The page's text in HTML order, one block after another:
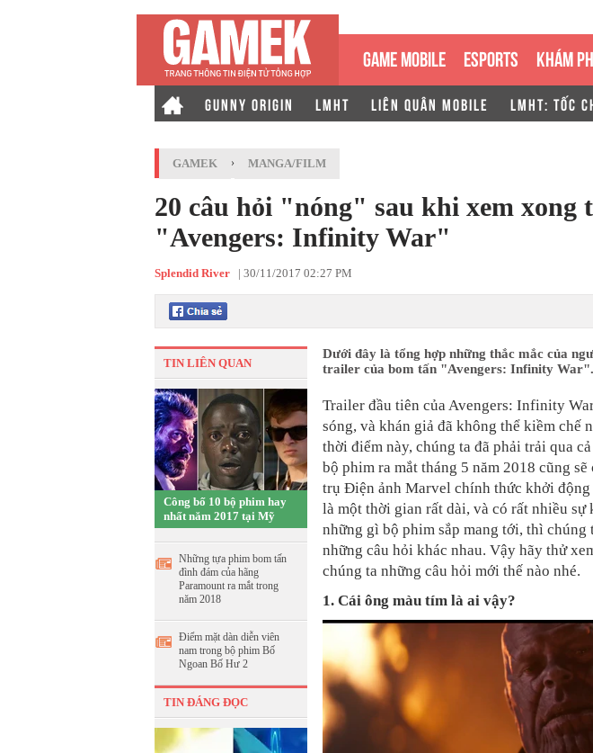
GAME MOBILE ESPORTS KHÁM
GUNNY ORIGIN LMHT LIÊN QUÂN MOBILE LMHT: TỐC
GAMEK › MANGA/FILM
20 câu hỏi "nóng" sau khi xem xong
"Avengers: Infinity War"
Splendid River | 30/11/2017 02:27 PM
TIN LIÊN QUAN
Công bố 10 bộ phim hay
nhất năm 2017 tại Mỹ
Những tựa phim bom tấn
đình đám của hãng
Paramount ra mắt trong
năm 2018
Điểm mặt dàn diễn viên
nam trong bộ phim Bố
Ngoan Bố Hư 2
TIN ĐÁNG ĐỌC
Dưới đây là tổng hợp những thắc mắc của
trailer của bom tấn "Avengers: Infinity War".
Trailer đầu tiên của Avengers: Infinity
sóng, và khán giả đã không thể kiềm chế
thời điểm này, chúng ta đã phải trải qua
bộ phim ra mắt tháng 5 năm 2018 cũng
trụ Điện ảnh Marvel chính thức khởi
là một thời gian rất dài, và có rất nhiều sự
những gì bộ phim sắp mang tới, thì chúng
những câu hỏi khác nhau. Vậy hãy thử
chúng ta những câu hỏi mới thế nào nhé.
1. Cái ông màu tím là ai vậy?